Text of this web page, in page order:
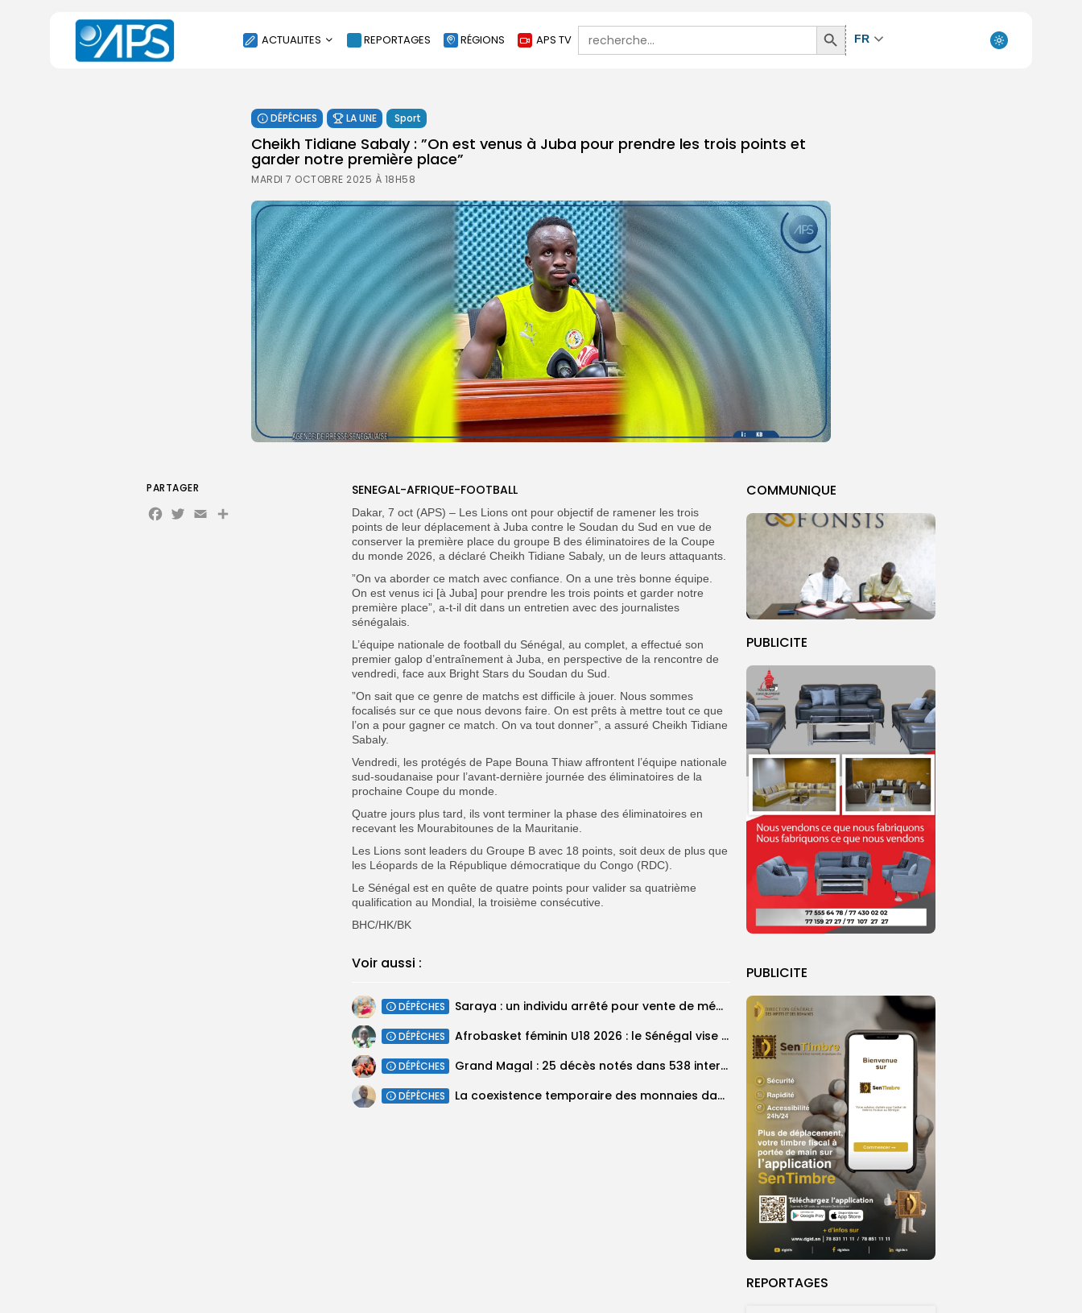
ACTUALITES
SOCIÉTÉ
ÉCONOMIE
CULTURE
ENVIRONNEMENT
INTERNATIONAL
AGENDA
SANTE
REPORTAGES RÉGIONS APS TV
Search
for:
Search
Button
FR
DÉPÊCHES LA UNE Sport
Cheikh Tidiane Sabaly : ”On est venus à Juba pour prendre les trois points et
garder notre première place”
MARDI 7 OCTOBRE 2025 À 18H58
COMMUNIQUE
PUBLICITE
PUBLICITE
REPORTAGES
SENEGAL-AFRIQUE-FOOTBALL
Dakar, 7 oct (APS) – Les Lions ont pour objectif de ramener les trois
points de leur déplacement à Juba contre le Soudan du Sud en vue de
conserver la première place du groupe B des éliminatoires de la Coupe
du monde 2026, a déclaré Cheikh Tidiane Sabaly, un de leurs attaquants.
”On va aborder ce match avec confiance. On a une très bonne équipe.
On est venus ici [à Juba] pour prendre les trois points et garder notre
première place”, a-t-il dit dans un entretien avec des journalistes
sénégalais.
L’équipe nationale de football du Sénégal, au complet, a effectué son
premier galop d’entraînement à Juba, en perspective de la rencontre de
vendredi, face aux Bright Stars du Soudan du Sud.
”On sait que ce genre de matchs est difficile à jouer. Nous sommes
focalisés sur ce que nous devons faire. On est prêts à mettre tout ce que
l’on a pour gagner ce match. On va tout donner”, a assuré Cheikh Tidiane
Sabaly.
Vendredi, les protégés de Pape Bouna Thiaw affrontent l’équipe nationale
sud-soudanaise pour l’avant-dernière journée des éliminatoires de la
prochaine Coupe du monde.
Quatre jours plus tard, ils vont terminer la phase des éliminatoires en
recevant les Mourabitounes de la Mauritanie.
Les Lions sont leaders du Groupe B avec 18 points, soit deux de plus que
les Léopards de la République démocratique du Congo (RDC).
Le Sénégal est en quête de quatre points pour valider sa quatrième
qualification au Mondial, la troisième consécutive.
BHC/HK/BK
Voir aussi :
DÉPÊCHES Saraya : un individu arrêté pour vente de médicaments prohibés
DÉPÊCHES Afrobasket féminin U18 2026 : le Sénégal vise un succès d’entrée contre...
DÉPÊCHES Grand Magal : 25 décès notés dans 538 interventions menées par la...
DÉPÊCHES La coexistence temporaire des monnaies dans la zone eco n’empêchera pas le...
PARTAGER
Facebook
Twitter
Email